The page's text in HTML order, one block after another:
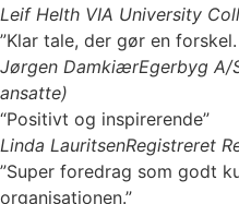
Leif Helth VIA University
”Klar tale, der gør en forskel.
Jørgen DamkiærEgerbyg A/
ansatte)
“Positivt og inspirerende”
Linda LauritsenRegistreret
”Super foredrag som godt
organisationen.”